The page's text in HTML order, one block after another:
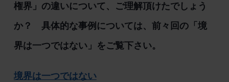
権界」の違いについて、ご理解頂けたでしょう
か？ 具体的な事例については、前々回の「境
界は一つではない」をご覧下さい。
境界は一つではない